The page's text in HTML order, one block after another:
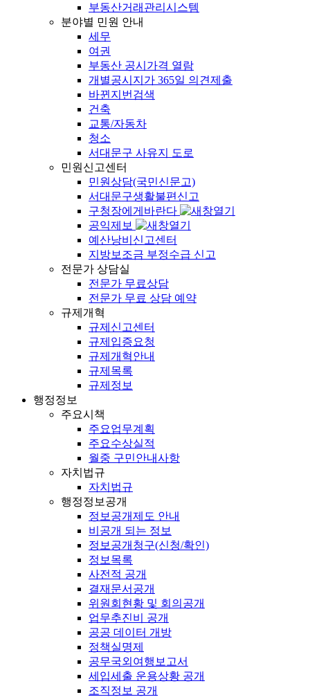
부동산거래관리시스템
분야별 민원 안내
세무
여권
부동산 공시가격 열람
개별공시지가 365일 의견제출
바뀐지번검색
건축
교통/자동차
청소
서대문구 사유지 도로
민원신고센터
민원상담(국민신문고)
서대문구생활불편신고
구청장에게바란다
공익제보
예산낭비신고센터
지방보조금 부정수급 신고
전문가 상담실
전문가 무료상담
전문가 무료 상담 예약
규제개혁
규제신고센터
규제입증요청
규제개혁안내
규제목록
규제정보
행정정보
주요시책
주요업무계획
주요수상실적
월중 구민안내사항
자치법규
자치법규
행정정보공개
정보공개제도 안내
비공개 되는 정보
정보공개청구(신청/확인)
정보목록
사전적 공개
결재문서공개
위원회현황 및 회의공개
업무추진비 공개
공공 데이터 개방
정책실명제
공무국외여행보고서
세입세출 운용상황 공개
조직정보 공개